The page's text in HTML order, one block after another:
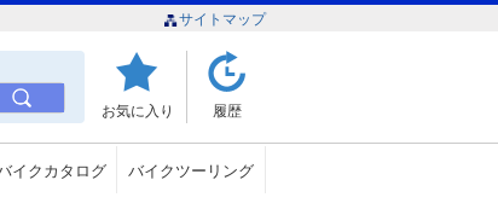
サイトマップ
お気に入り 履歴
イクカタログ バイクツーリング